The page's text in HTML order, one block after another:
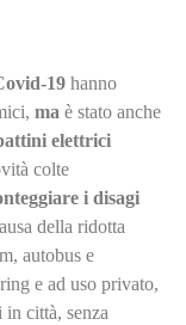
19 hanno
ma è stato anche
elettrici
colte
i disagi
della ridotta
autobus e
e ad uso privato,
in città, senza